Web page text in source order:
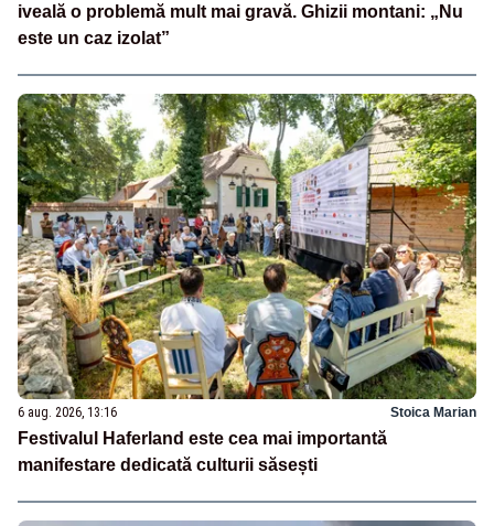
iveală o problemă mult mai gravă. Ghizii montani: „Nu
este un caz izolat”
6 aug. 2026, 13:16 Stoica Marian
Festivalul Haferland este cea mai importantă
manifestare dedicată culturii săsești